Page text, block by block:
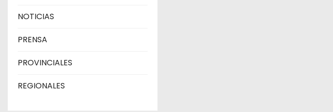
NOTICIAS
PRENSA
PROVINCIALES
REGIONALES